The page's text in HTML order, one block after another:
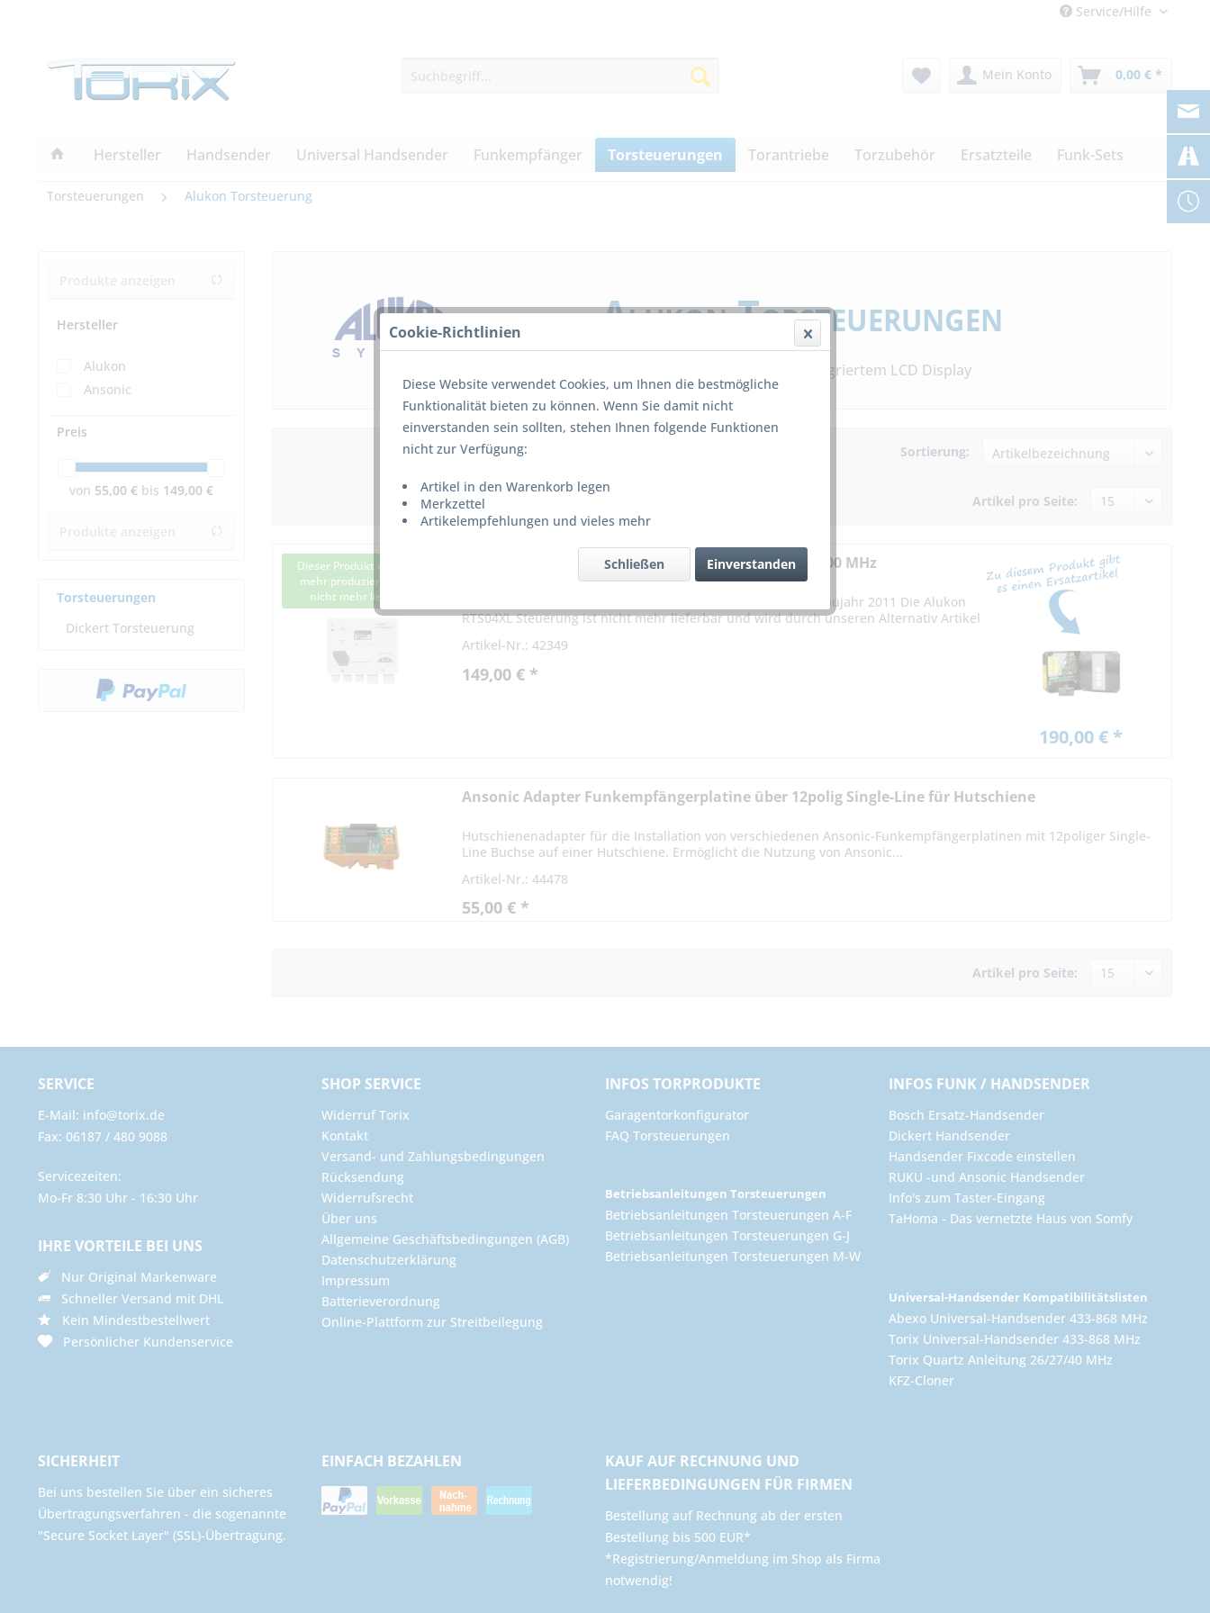
Service/Hilfe
Mein Konto 0,00 € *
Hersteller Handsender Universal Handsender Funkempfänger Torsteuerungen Torantriebe Torzubehör Ersatzteile Funk-Sets
Torsteuerungen Alukon Torsteuerung
Hersteller
Alukon
Ansonic
Preis
von 55,00 € bis 149,00 €
Torsteuerungen
Dickert Torsteuerung
Alukon Torsteuerungen
Rolltorsteuerung mit integriertem LCD Display
Sortierung:
Artikel pro Seite:
Dieser Produkt wird nicht
mehr produziert bzw. ist
nicht mehr lieferbar!
Alukon Rolltorsteuerung TopDrive.1 RTS04XL 868.500 MHz
Alukon Rolltorsteuerung RTS04XL TopDrive.1 868.500 MHz Baujahr 2011 Die Alukon
RTS04XL Steuerung ist nicht mehr lieferbar und wird durch unseren Alternativ Artikel
Artikel-Nr.: 42349
149,00 € *
190,00 € *
Ansonic Adapter Funkempfängerplatine über 12polig Single-Line für Hutschiene
Hutschienenadapter für die Installation von verschiedenen Ansonic-Funkempfängerplatinen mit 12poliger Single-
Line Buchse auf einer Hutschiene. Ermöglicht die Nutzung von Ansonic...
Artikel-Nr.: 44478
55,00 € *
Artikel pro Seite:
SERVICE
E-Mail: info@torix.de
Fax: 06187 / 480 9088
Servicezeiten:
Mo-Fr 8:30 Uhr - 16:30 Uhr
IHRE VORTEILE BEI UNS
Nur Original Markenware
Schneller Versand mit DHL
Kein Mindestbestellwert
Persönlicher Kundenservice
SHOP SERVICE
Widerruf Torix
Kontakt
Versand- und Zahlungsbedingungen
Rücksendung
Widerrufsrecht
Über uns
Allgemeine Geschäftsbedingungen (AGB)
Datenschutzerklärung
Impressum
Batterieverordnung
Online-Plattform zur Streitbeilegung
INFOS TORPRODUKTE
Garagentorkonfigurator
FAQ Torsteuerungen
Betriebsanleitungen Torsteuerungen
Betriebsanleitungen Torsteuerungen A-F
Betriebsanleitungen Torsteuerungen G-J
Betriebsanleitungen Torsteuerungen M-W
INFOS FUNK / HANDSENDER
Bosch Ersatz-Handsender
Dickert Handsender
Handsender Fixcode einstellen
RUKU -und Ansonic Handsender
Info's zum Taster-Eingang
TaHoma - Das vernetzte Haus von Somfy
Universal-Handsender Kompatibilitätslisten
Abexo Universal-Handsender 433-868 MHz
Torix Universal-Handsender 433-868 MHz
Torix Quartz Anleitung 26/27/40 MHz
KFZ-Cloner
SICHERHEIT
Bei uns bestellen Sie über ein sicheres
Übertragungsverfahren - die sogenannte
"Secure Socket Layer" (SSL)-Übertragung.
EINFACH BEZAHLEN
KAUF AUF RECHNUNG UND
LIEFERBEDINGUNGEN FÜR FIRMEN
​Bestellung auf Rechnung ab der ersten
Bestellung bis 500 EUR*
*Registrierung/Anmeldung im Shop als Firma
notwendig!
Cookie-Richtlinien
Diese Website verwendet Cookies, um Ihnen die bestmögliche
Funktionalität bieten zu können. Wenn Sie damit nicht
einverstanden sein sollten, stehen Ihnen folgende Funktionen
nicht zur Verfügung:
Artikel in den Warenkorb legen
Merkzettel
Artikelempfehlungen und vieles mehr
Einverstanden
Schließen